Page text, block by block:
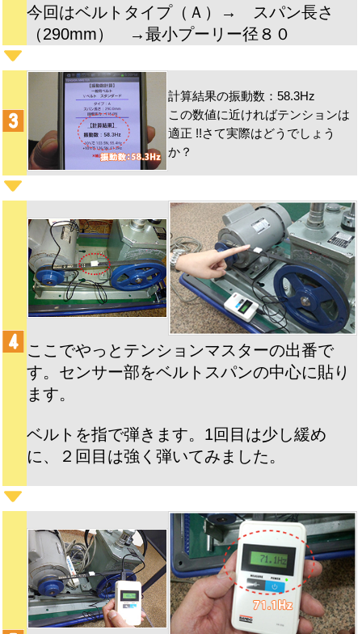
今回はベルトタイプ（Ａ）→ スパン長さ
（290mm） →最小プーリー径８０
計算結果の振動数：58.3Hz
この数値に近ければテンションは
適正 !!さて実際はどうでしょう
か？
ここでやっとテンションマスターの出番で
す。センサー部をベルトスパンの中心に貼り
ます。
ベルトを指で弾きます。1回目は少し緩め
に、２回目は強く弾いてみました。